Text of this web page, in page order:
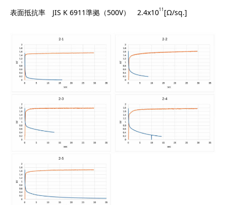
表面抵抗率 JIS K 6911準拠（500V） 2.4x1011 [Ω/sq.]